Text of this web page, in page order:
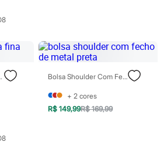
Branca Bolsa Shoulder Com Fecho De Metal Preta
+ 2 cores
R$ 149,99R$ 169,99